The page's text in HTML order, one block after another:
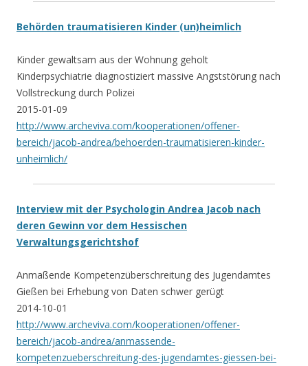
Behörden traumatisieren Kinder (un)heimlich
Kinder gewaltsam aus der Wohnung geholt
Kinderpsychiatrie diagnostiziert massive Angststörung nach
Vollstreckung durch Polizei
2015-01-09
http://www.archeviva.com/kooperationen/offener-
bereich/jacob-andrea/behoerden-traumatisieren-kinder-
unheimlich/
Interview mit der Psychologin Andrea Jacob nach
deren Gewinn vor dem Hessischen
Verwaltungsgerichtshof
Anmaßende Kompetenzüberschreitung des Jugendamtes
Gießen bei Erhebung von Daten schwer gerügt
2014-10-01
http://www.archeviva.com/kooperationen/offener-
bereich/jacob-andrea/anmassende-
kompetenzueberschreitung-des-jugendamtes-giessen-bei-